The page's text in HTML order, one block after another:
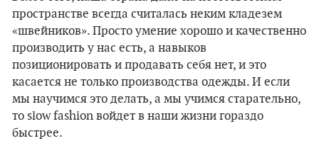
пространстве всегда считалась неким кладезем
«швейников». Просто умение хорошо и качественно
производить у нас есть, а навыков
позиционировать и продавать себя нет, и это
касается не только производства одежды. И если
мы научимся это делать, а мы учимся старательно,
то slow fashion войдет в наши жизни гораздо
быстрее.